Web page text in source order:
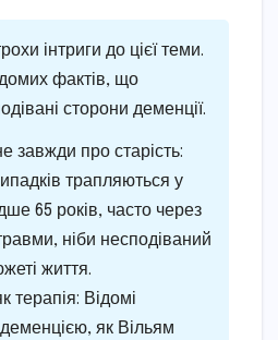
інтриги до цієї теми.
фактів, що
сторони деменції.
завжди про старість:
трапляються у
65 років, часто через
ніби несподіваний
життя.
терапія: Відомі
як Вільям